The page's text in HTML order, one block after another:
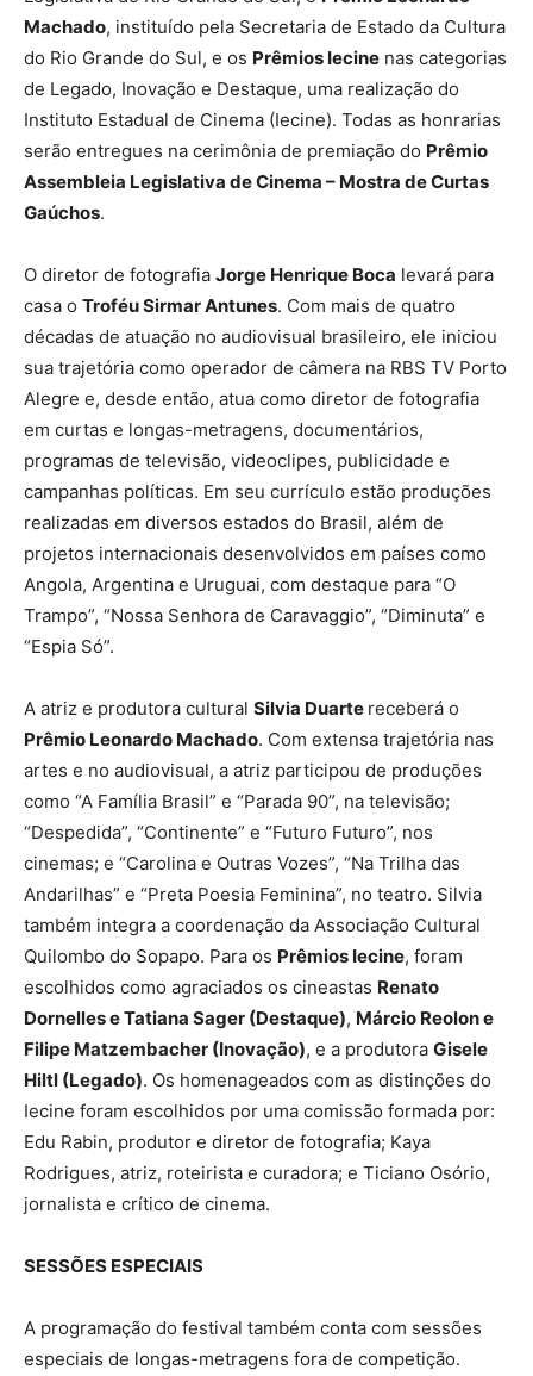
Machado, instituído pela Secretaria de Estado da Cultura
do Rio Grande do Sul, e os Prêmios Iecine nas categorias
de Legado, Inovação e Destaque, uma realização do
Instituto Estadual de Cinema (Iecine). Todas as honrarias
serão entregues na cerimônia de premiação do Prêmio
Assembleia Legislativa de Cinema – Mostra de Curtas
Gaúchos.
O diretor de fotografia Jorge Henrique Boca levará para
casa o Troféu Sirmar Antunes. Com mais de quatro
décadas de atuação no audiovisual brasileiro, ele iniciou
sua trajetória como operador de câmera na RBS TV Porto
Alegre e, desde então, atua como diretor de fotografia
em curtas e longas-metragens, documentários,
programas de televisão, videoclipes, publicidade e
campanhas políticas. Em seu currículo estão produções
realizadas em diversos estados do Brasil, além de
projetos internacionais desenvolvidos em países como
Angola, Argentina e Uruguai, com destaque para “O
Trampo”, “Nossa Senhora de Caravaggio”, “Diminuta” e
“Espia Só”.
A atriz e produtora cultural Silvia Duarte receberá o
Prêmio Leonardo Machado. Com extensa trajetória nas
artes e no audiovisual, a atriz participou de produções
como “A Família Brasil” e “Parada 90”, na televisão;
“Despedida”, “Continente” e “Futuro Futuro”, nos
cinemas; e “Carolina e Outras Vozes”, “Na Trilha das
Andarilhas” e “Preta Poesia Feminina”, no teatro. Silvia
também integra a coordenação da Associação Cultural
Quilombo do Sopapo. Para os Prêmios Iecine, foram
escolhidos como agraciados os cineastas Renato
Dornelles e Tatiana Sager (Destaque), Márcio Reolon e
Filipe Matzembacher (Inovação), e a produtora Gisele
Hiltl (Legado). Os homenageados com as distinções do
Iecine foram escolhidos por uma comissão formada por:
Edu Rabin, produtor e diretor de fotografia; Kaya
Rodrigues, atriz, roteirista e curadora; e Ticiano Osório,
jornalista e crítico de cinema.
SESSÕES ESPECIAIS
A programação do festival também conta com sessões
especiais de longas-metragens fora de competição.